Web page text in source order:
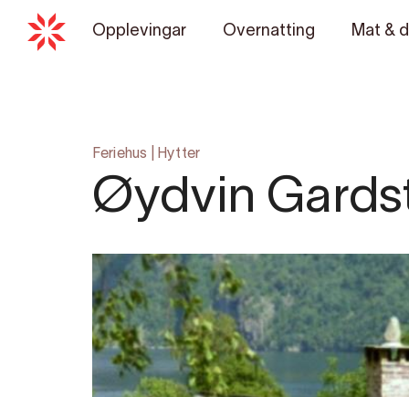
Opplevingar Overnatting Mat &
Feriehus Hytter
Øydvin